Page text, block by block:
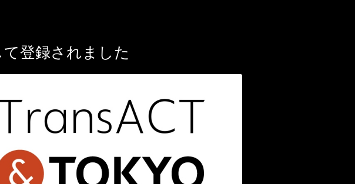
登録されました